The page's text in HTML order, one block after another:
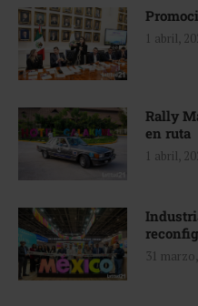
1 abril,
Rally
en ruta
1 abril,
31